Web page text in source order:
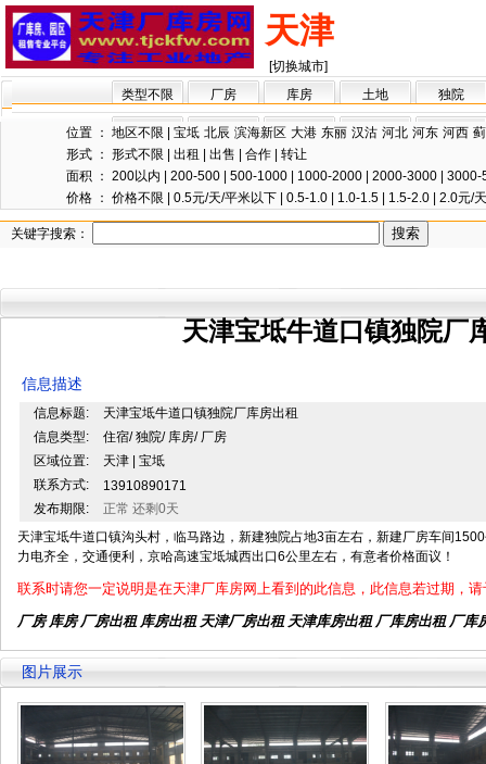
天津
[切换城市]
类型不限
厂房 库房 土地 独院
位置 ： 地区不限 宝坻 北辰 滨海新区 大港 东丽 汉沽 河北 河东 河西
形式 ： 形式不限 出租 出售 合作
转让
面积 ： 200以内 200-500 500-1000 1000-2000 2000-3000
3000-
价格 ： 价格不限 0.5元/天/平米以下 0.5-1.0 1.0-1.5 1.5-2.0 2.0元/
关键字搜索：
天津宝坻牛道口镇独院厂
信息描述
信息标题:
天津宝坻牛道口镇独院厂库房出租
信息类型:
住宿/ 独院/ 库房/ 厂房
区域位置:
天津 | 宝坻
联系方式:
13910890171
发布期限:
正常 还剩0天
天津宝坻牛道口镇沟头村，临马路边，新建独院占地3亩左右，新建厂房车间
力电齐全，交通便利，京哈高速宝坻城西出口6公里左右，有意者价格面议！
联系时请您一定说明是在天津厂库房网上看到的此信息，此信息若过期，
厂房 库房 厂房出租 库房出租 天津厂房出租 天津库房出租 厂库房出租 厂库
图片展示